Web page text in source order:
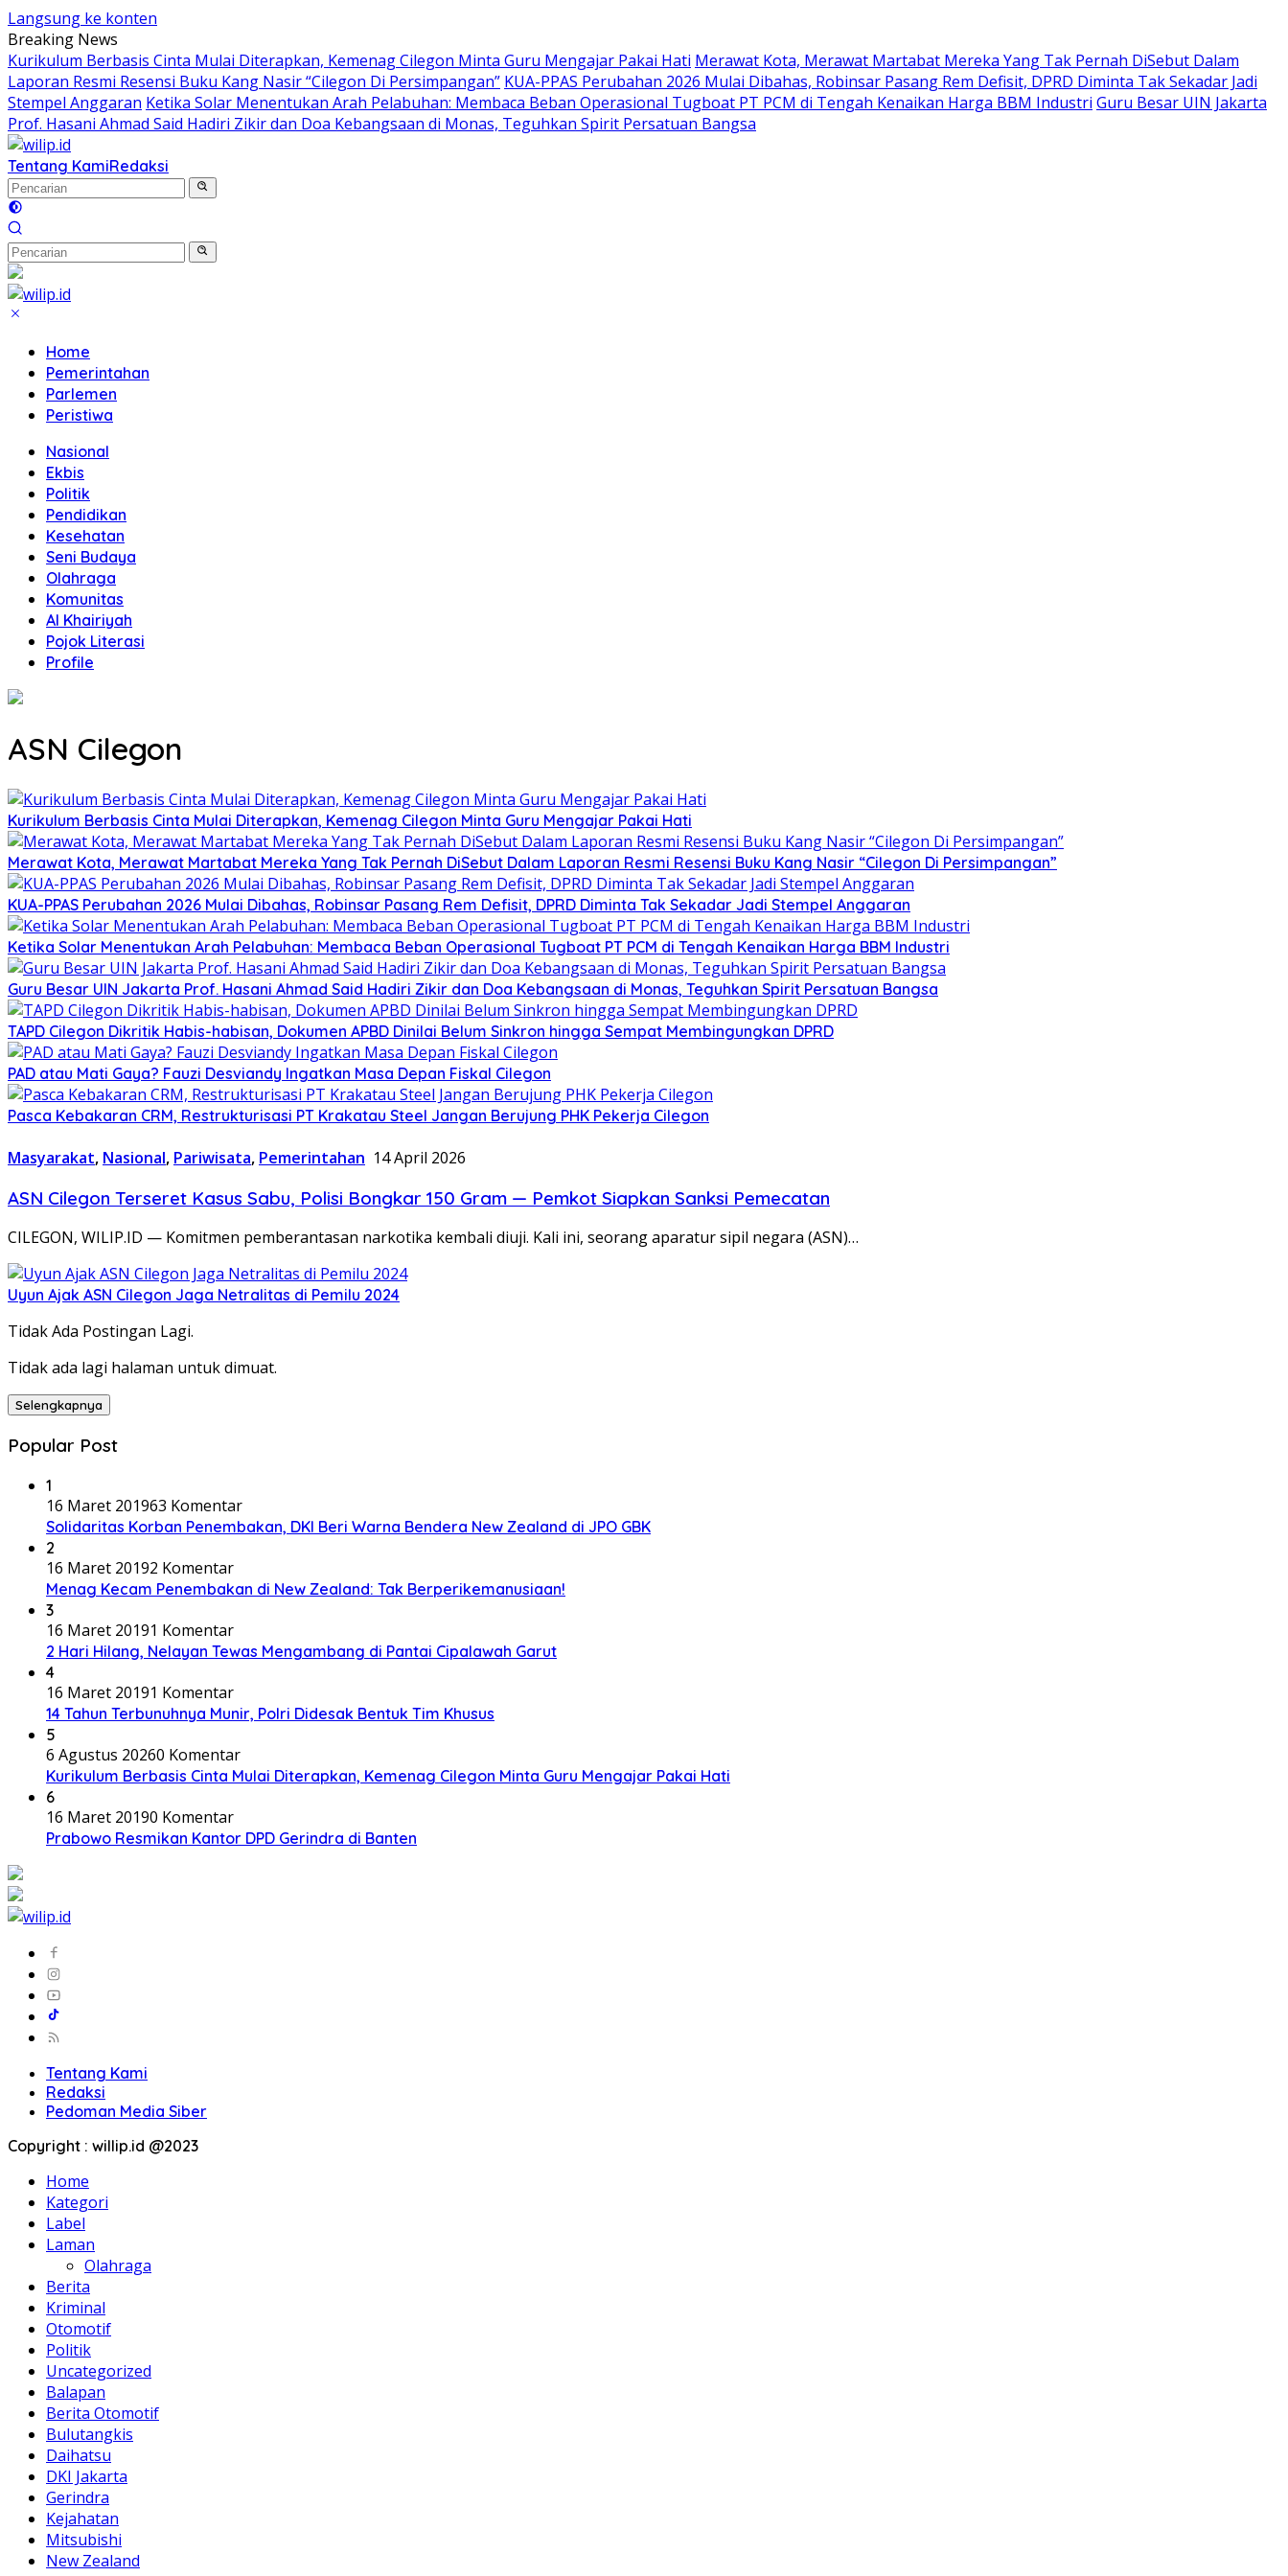
Langsung ke konten
Breaking News
Kurikulum Berbasis Cinta Mulai Diterapkan, Kemenag Cilegon Minta Guru Mengajar Pakai Hati Merawat Kota, Merawat Martabat Mereka Yang Tak Pernah DiSebut Dalam
Laporan Resmi Resensi Buku Kang Nasir “Cilegon Di Persimpangan” KUA-PPAS Perubahan 2026 Mulai Dibahas, Robinsar Pasang Rem Defisit, DPRD Diminta Tak Sekadar Jadi
Stempel Anggaran Ketika Solar Menentukan Arah Pelabuhan: Membaca Beban Operasional Tugboat PT PCM di Tengah Kenaikan Harga BBM Industri Guru Besar UIN Jakarta
Prof. Hasani Ahmad Said Hadiri Zikir dan Doa Kebangsaan di Monas, Teguhkan Spirit Persatuan Bangsa
Tentang KamiRedaksi
Home
Pemerintahan
Parlemen
Peristiwa
Nasional
Ekbis
Politik
Pendidikan
Kesehatan
Seni Budaya
Olahraga
Komunitas
Al Khairiyah
Pojok Literasi
Profile
ASN Cilegon
Kurikulum Berbasis Cinta Mulai Diterapkan, Kemenag Cilegon Minta Guru Mengajar Pakai Hati
Merawat Kota, Merawat Martabat Mereka Yang Tak Pernah DiSebut Dalam Laporan Resmi Resensi Buku Kang Nasir “Cilegon Di Persimpangan”
KUA-PPAS Perubahan 2026 Mulai Dibahas, Robinsar Pasang Rem Defisit, DPRD Diminta Tak Sekadar Jadi Stempel Anggaran
Ketika Solar Menentukan Arah Pelabuhan: Membaca Beban Operasional Tugboat PT PCM di Tengah Kenaikan Harga BBM Industri
Guru Besar UIN Jakarta Prof. Hasani Ahmad Said Hadiri Zikir dan Doa Kebangsaan di Monas, Teguhkan Spirit Persatuan Bangsa
TAPD Cilegon Dikritik Habis-habisan, Dokumen APBD Dinilai Belum Sinkron hingga Sempat Membingungkan DPRD
PAD atau Mati Gaya? Fauzi Desviandy Ingatkan Masa Depan Fiskal Cilegon
Pasca Kebakaran CRM, Restrukturisasi PT Krakatau Steel Jangan Berujung PHK Pekerja Cilegon
Masyarakat, Nasional, Pariwisata, Pemerintahan 14 April 2026
ASN Cilegon Terseret Kasus Sabu, Polisi Bongkar 150 Gram — Pemkot Siapkan Sanksi Pemecatan
CILEGON, WILIP.ID — Komitmen pemberantasan narkotika kembali diuji. Kali ini, seorang aparatur sipil negara (ASN)…
Uyun Ajak ASN Cilegon Jaga Netralitas di Pemilu 2024
Tidak Ada Postingan Lagi.
Tidak ada lagi halaman untuk dimuat.
Selengkapnya
Popular Post
1
16 Maret 201963 Komentar
Solidaritas Korban Penembakan, DKI Beri Warna Bendera New Zealand di JPO GBK
2
16 Maret 20192 Komentar
Menag Kecam Penembakan di New Zealand: Tak Berperikemanusiaan!
3
16 Maret 20191 Komentar
2 Hari Hilang, Nelayan Tewas Mengambang di Pantai Cipalawah Garut
4
16 Maret 20191 Komentar
14 Tahun Terbunuhnya Munir, Polri Didesak Bentuk Tim Khusus
5
6 Agustus 20260 Komentar
Kurikulum Berbasis Cinta Mulai Diterapkan, Kemenag Cilegon Minta Guru Mengajar Pakai Hati
6
16 Maret 20190 Komentar
Prabowo Resmikan Kantor DPD Gerindra di Banten
Tentang Kami
Redaksi
Pedoman Media Siber
Copyright : willip.id @2023
Home
Kategori
Label
Laman
Olahraga
Berita
Kriminal
Otomotif
Politik
Uncategorized
Balapan
Berita Otomotif
Bulutangkis
Daihatsu
DKI Jakarta
Gerindra
Kejahatan
Mitsubishi
New Zealand